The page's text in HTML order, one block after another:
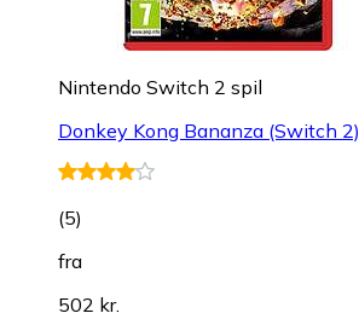
Nintendo Switch 2 spil
Donkey Kong Bananza (Switch 2)
(5)
fra
502 kr.